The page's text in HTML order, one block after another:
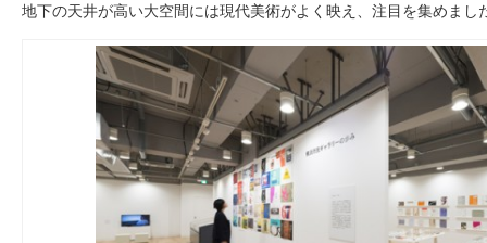
地下の天井が高い大空間には現代美術がよく映え、注目を集めまし